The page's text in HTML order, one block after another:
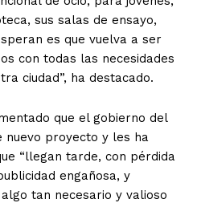
sus salas de ensayo,
es que vuelva a ser
con todas las necesidades
ciudad”, ha destacado.
que el gobierno del
nuevo proyecto y les ha
“llegan tarde, con pérdida
engañosa, y
tan necesario y valioso